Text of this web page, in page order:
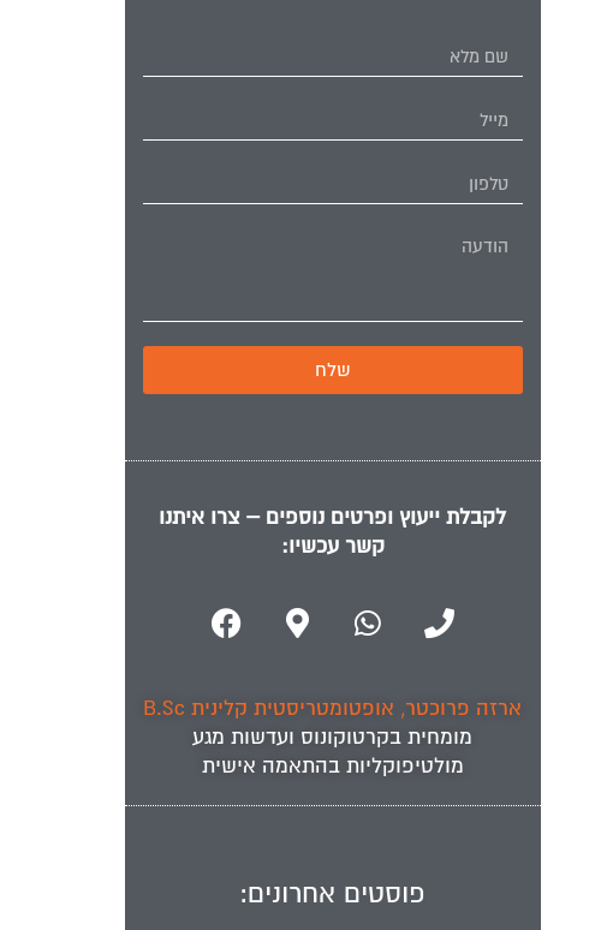
שלח
לקבלת ייעוץ ופרטים נוספים – צרו איתנו
קשר עכשיו:
ארזה פרוכטר, אופטומטריסטית קלינית B.Sc
מומחית בקרטוקונוס ועדשות מגע
מולטיפוקליות בהתאמה אישית
פוסטים אחרונים: